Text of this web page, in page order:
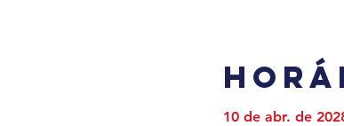
10 de abr. de